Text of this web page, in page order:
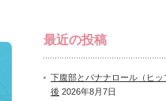
最近の投稿
下腹部とバナナロール（ヒ
後 2026年8月7日